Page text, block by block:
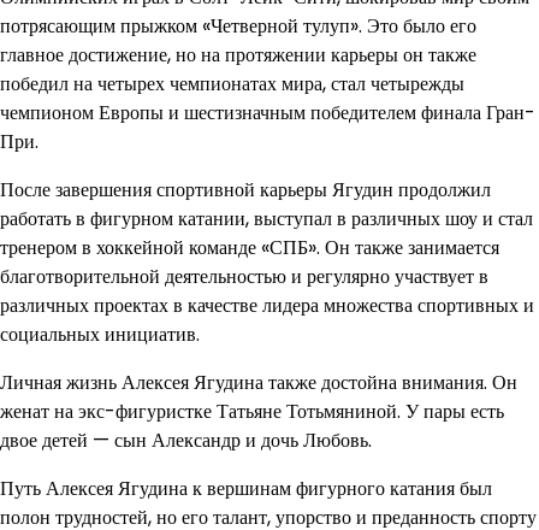
потрясающим прыжком «Четверной тулуп». Это было его
главное достижение, но на протяжении карьеры он также
победил на четырех чемпионатах мира, стал четырежды
чемпионом Европы и шестизначным победителем финала Гран-
При.
После завершения спортивной карьеры Ягудин продолжил
работать в фигурном катании, выступал в различных шоу и стал
тренером в хоккейной команде «СПБ». Он также занимается
благотворительной деятельностью и регулярно участвует в
различных проектах в качестве лидера множества спортивных и
социальных инициатив.
Личная жизнь Алексея Ягудина также достойна внимания. Он
женат на экс-фигуристке Татьяне Тотьмяниной. У пары есть
двое детей — сын Александр и дочь Любовь.
Путь Алексея Ягудина к вершинам фигурного катания был
полон трудностей, но его талант, упорство и преданность спорту